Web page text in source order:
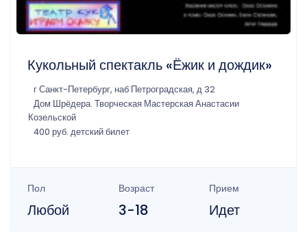
Кукольный спектакль «Ёжик и дождик»
г Санкт-Петербург, наб Петроградская, д 32
Дом Шрёдера. Творческая Мастерская Анастасии
Козельской
400 руб. детский билет
Пол
Любой
Возраст
3-18
Прием
Идет